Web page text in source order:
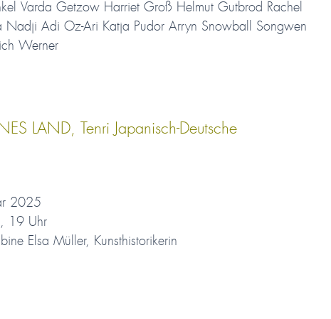
Varda Getzow Harriet Groß Helmut Gutbrod Rachel
Nadji Adi Oz-Ari Katja Pudor Arryn Snowball Songwen
Werner
LAND, Tenri Japanisch-Deutsche
2025
19 Uhr
Elsa Müller, Kunsthistorikerin